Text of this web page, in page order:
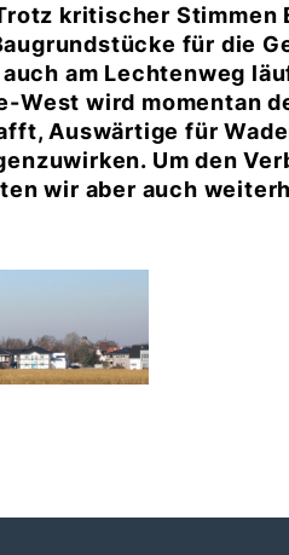
kritischer Stimmen
für die
am Lechtenweg
West wird momentan
Auswärtige für
Um den
wir aber auch